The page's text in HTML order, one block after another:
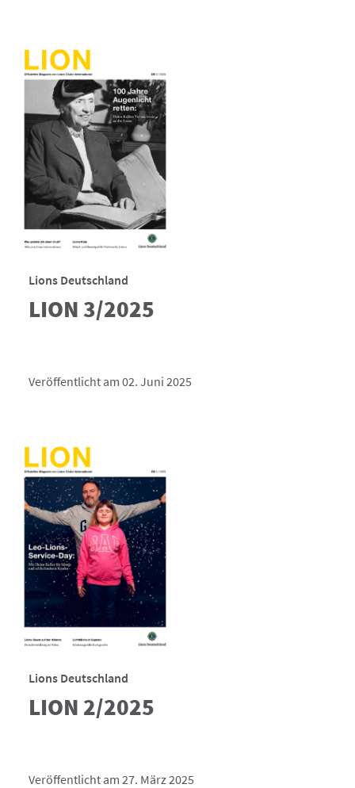
Lions Deutschland
LION 3/2025
Veröffentlicht am 02. Juni 2025
Lions Deutschland
LION 2/2025
Veröffentlicht am 27. März 2025